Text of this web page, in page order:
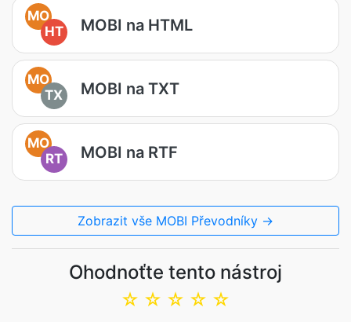
MO
HT
MOBI na HTML
MO
TX
MOBI na TXT
MO
RT
MOBI na RTF
Zobrazit vše MOBI Převodníky →
Ohodnoťte tento nástroj
☆
☆
☆
☆
☆